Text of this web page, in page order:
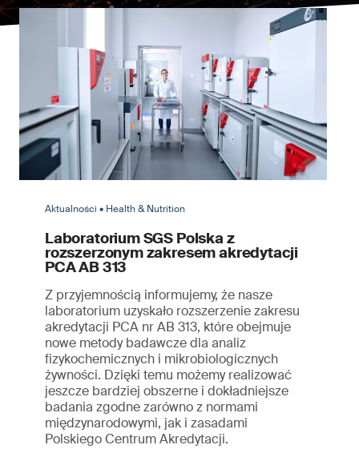
Aktualności • Health & Nutrition
Laboratorium SGS Polska z
rozszerzonym zakresem akredytacji
PCA AB 313
Z przyjemnością informujemy, że nasze
laboratorium uzyskało rozszerzenie zakresu
akredytacji PCA nr AB 313, które obejmuje
nowe metody badawcze dla analiz
fizykochemicznych i mikrobiologicznych
żywności. Dzięki temu możemy realizować
jeszcze bardziej obszerne i dokładniejsze
badania zgodne zarówno z normami
międzynarodowymi, jak i zasadami
Polskiego Centrum Akredytacji.